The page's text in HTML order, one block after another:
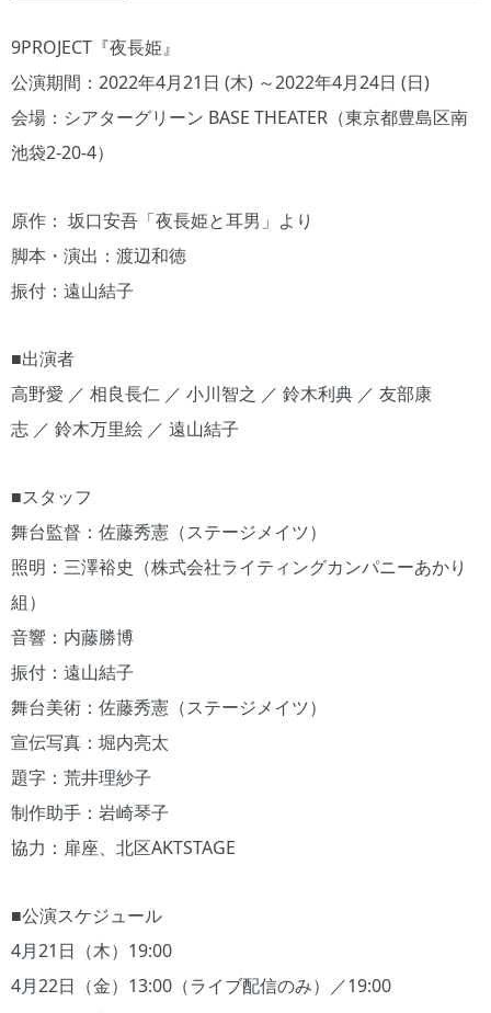
9PROJECT『夜長姫』
公演期間：2022年4月21日 (木) ～2022年4月24日 (日)
会場：シアターグリーン BASE THEATER（東京都豊島区南
池袋2-20-4）
原作： 坂口安吾「夜長姫と耳男」より
脚本・演出：渡辺和徳
振付：遠山結子
■出演者
高野愛 ／ 相良長仁 ／ 小川智之 ／ 鈴木利典 ／ 友部康
志 ／ 鈴木万里絵 ／ 遠山結子
■スタッフ
​舞台監督：佐藤秀憲（ステージメイツ）
照明：三澤裕史（株式会社ライティングカンパニーあかり
組）
音響：内藤勝博
振付：遠山結子
舞台美術：佐藤秀憲（ステージメイツ）
宣伝写真：堀内亮太
題字：荒井理紗子
制作助手：岩崎琴子
協力：扉座、北区AKTSTAGE
■公演スケジュール
4月21日（木）19:00
4月22日（金）13:00（ライブ配信のみ）／19:00